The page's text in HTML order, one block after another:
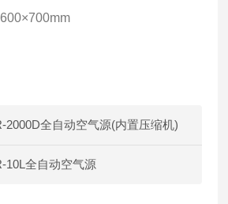
2000D全自动空气源(内置压缩机)
10L全自动空气源